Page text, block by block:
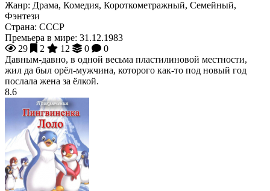
Жанр: Драма, Комедия, Короткометражный, Семейный,
Фэнтези
Страна: СССР
Премьера в мире: 31.12.1983
29
2 12 0
0
Давным-давно, в одной весьма пластилиновой местности,
жил да был орёл-мужчина, которого как-то под новый год
послала жена за ёлкой.
8.6